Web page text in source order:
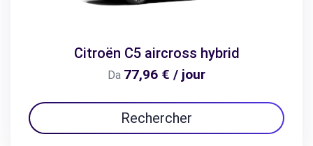
Citroën C5 aircross hybrid
Da 77,96 € / jour
Rechercher